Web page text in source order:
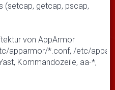
(setcap, getcap, pscap,
von AppArmor
apparmor/*.conf, /etc/
Kommandozeile, aa-*,